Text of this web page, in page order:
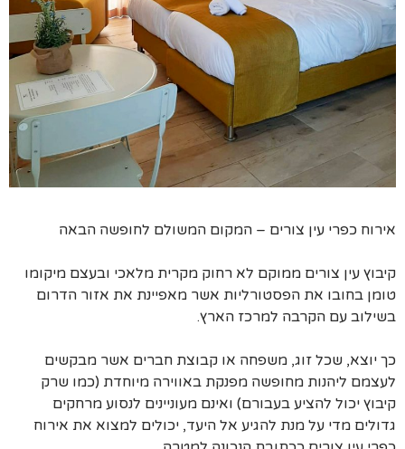
אירוח כפרי עין צורים – המקום המשולם לחופשה הבאה
קיבוץ עין צורים ממוקם לא רחוק מקרית מלאכי ובעצם מיקומו
טומן בחובו את הפסטורליות אשר מאפיינת את אזור הדרום
בשילוב עם הקרבה למרכז הארץ.
כך יוצא, שכל זוג, משפחה או קבוצת חברים אשר מבקשים
לעצמם ליהנות מחופשה מפנקת באווירה מיוחדת (כמו שרק
קיבוץ יכול להציע בעבורם) ואינם מעוניינים לנסוע מרחקים
גדולים מדי על מנת להגיע אל היעד, יכולים למצוא את אירוח